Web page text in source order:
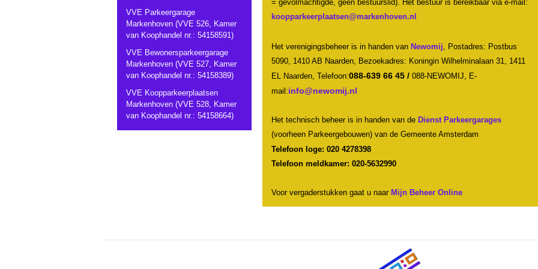
VVE Parkeergarage
Markenhoven (VVE 526, Kamer
van Koophandel nr.: 54158591)
VVE Bewonersparkeergarage
Markenhoven (VVE 527, Kamer
van Koophandel nr.: 54158389)
VVE Koopparkeerplaatsen
Markenhoven (VVE 528, Kamer
van Koophandel nr.: 54158664)
= gevolmachtigde, geen bestuurslid). Het bestuur is bereikbaar via e-mail:
Het verenigingsbeheer is in handen van Newomij, Postadres: Postbus
5090, 1410 AB Naarden, Bezoekadres: Koningin Wilhelminalaan 31, 1411
EL Naarden, Telefoon:088-639 66 45 /088-NEWOMIJ, E-
mail:
Het technisch beheer is in handen van de Dienst Parkeergarages
(voorheen Parkeergebouwen) van de Gemeente Amsterdam
Telefoon loge: 020 4278398
Telefoon meldkamer: 020-5632990
Voor vergaderstukken gaat u naar Mijn Beheer Online